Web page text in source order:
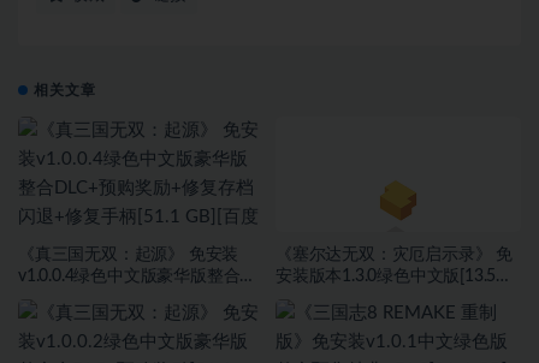
相关文章
《真三国无双：起源》 免安装
v1.0.0.4绿色中文版豪华版整合
复手柄[51.1 GB][百度网盘]
《塞尔达无双：灾厄启示录》 免
安装版本1.3.0绿色中文版[13.5